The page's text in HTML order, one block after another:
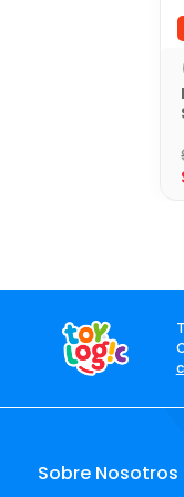
Sobre Nosotros